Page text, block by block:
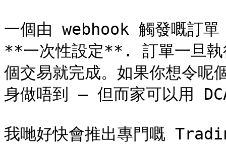
一個由 webhook 觸發嘅訂
**一次性設定**. 訂單一旦
個交易就完成。如果你想令
身做唔到 — 但而家可以用
我哋好快會推出專門嘅